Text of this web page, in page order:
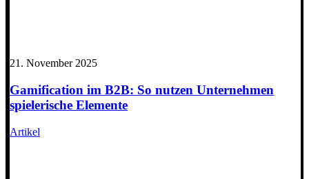
21. November 2025
Gamification im B2B: So nutzen Unternehmen
spielerische Elemente
Artikel